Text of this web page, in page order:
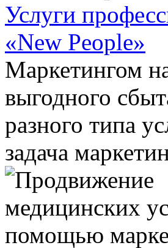
Услуги
«New People»
Маркетингом
выгодного
разного типа
задача